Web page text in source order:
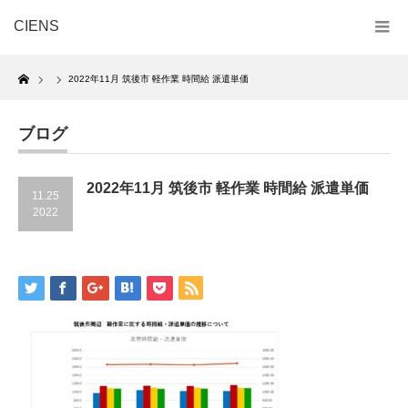
CIENS
Home
2022年11月 筑後市 軽作業 時間給 派遣単価
ブログ
11.25
2022
2022年11月 筑後市 軽作業 時間給 派遣単価